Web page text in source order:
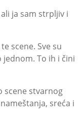
ja sam strpljiv i
scene. Sve su
jednom. To ih i čini
scene stvarnog
sreća i